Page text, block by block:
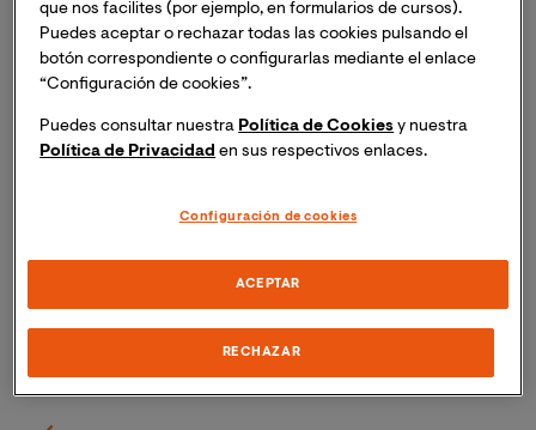
Visión 360º:Adquiere una visión de la dirección
financiera alineada con la estrategia global de la
empresa, anticipando impactos en el rendimiento
Ética y compliance:Formación que visibiliza la
cumplimiento normativo en la gestión.
Skills Directivas:Desarrolla las habilidades de
liderazgo y negociación que el mercado demanda
que nos facilites (por ejemplo, en formularios de cursos).
Puedes aceptar o rechazar todas las cookies pulsando el
botón correspondiente o configurarlas mediante el enlace
“Configuración de cookies”.
Puedes consultar nuestra Política de Cookies y nuestra
Política de Privacidad en sus respectivos enlaces.
Configuración de cookies
RECHAZAR
ACEPTAR